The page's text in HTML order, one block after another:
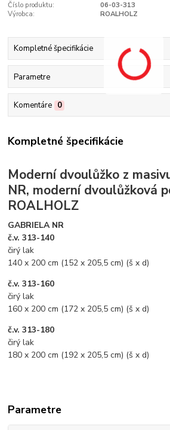
Číslo produktu:
06-03-313
Výrobca:
ROALHOLZ
Kompletné špecifikácie
Parametre
Komentáre 0
Kompletné špecifikácie
Moderní dvoulůžko z
NR, moderní dvoulůžková
ROALHOLZ
GABRIELA NR
č.v. 313-140
čirý lak
140 x 200 cm (152 x 205,5 cm) (š x d)
č.v. 313-160
čirý lak
160 x 200 cm (172 x 205,5 cm) (š x d)
č.v. 313-180
čirý lak
180 x 200 cm (192 x 205,5 cm) (š x d)
Parametre